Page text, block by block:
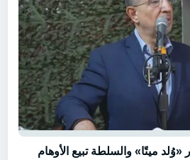
«وُلد ميتًا» والسلطة تبيع الأوهام